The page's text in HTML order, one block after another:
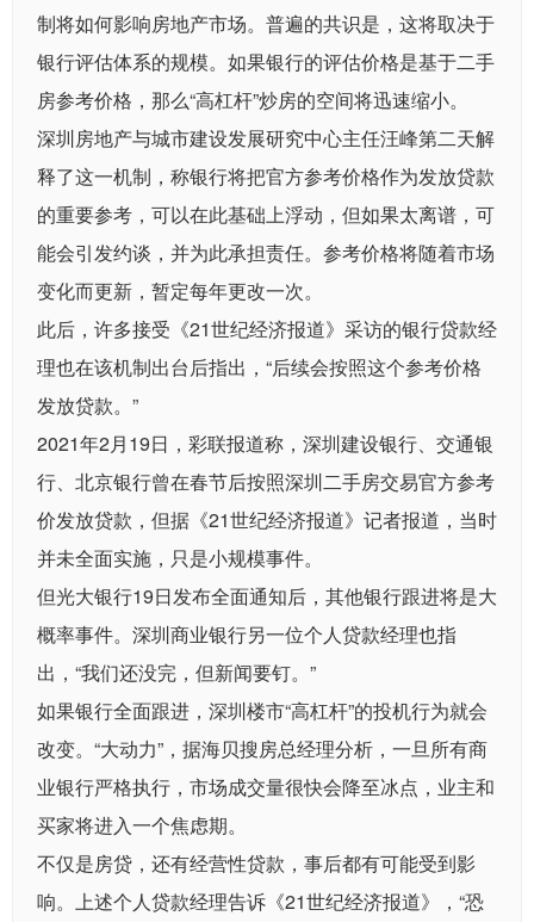
制将如何影响房地产市场。普遍的共识是，这将取决于
银行评估体系的规模。如果银行的评估价格是基于二手
房参考价格，那么“高杠杆”炒房的空间将迅速缩小。
深圳房地产与城市建设发展研究中心主任汪峰第二天解
释了这一机制，称银行将把官方参考价格作为发放贷款
的重要参考，可以在此基础上浮动，但如果太离谱，可
能会引发约谈，并为此承担责任。参考价格将随着市场
变化而更新，暂定每年更改一次。
此后，许多接受《21世纪经济报道》采访的银行贷款经
理也在该机制出台后指出，“后续会按照这个参考价格
发放贷款。”
2021年2月19日，彩联报道称，深圳建设银行、交通银
行、北京银行曾在春节后按照深圳二手房交易官方参考
价发放贷款，但据《21世纪经济报道》记者报道，当时
并未全面实施，只是小规模事件。
但光大银行19日发布全面通知后，其他银行跟进将是大
概率事件。深圳商业银行另一位个人贷款经理也指
出，“我们还没完，但新闻要钉。”
如果银行全面跟进，深圳楼市“高杠杆”的投机行为就会
改变。“大动力”，据海贝搜房总经理分析，一旦所有商
业银行严格执行，市场成交量很快会降至冰点，业主和
买家将进入一个焦虑期。
不仅是房贷，还有经营性贷款，事后都有可能受到影
响。上述个人贷款经理告诉《21世纪经济报道》，“恐